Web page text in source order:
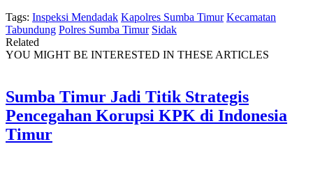
Tags: Inspeksi Mendadak Kapolres Sumba Timur Kecamatan
Tabundung Polres Sumba Timur Sidak
Related
YOU MIGHT BE INTERESTED IN THESE ARTICLES
Sumba Timur Jadi Titik Strategis
Pencegahan Korupsi KPK di Indonesia
Timur